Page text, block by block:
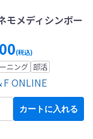
モメディシンボー
(税込)
ニング 部活
ONLINE
カートに入れる